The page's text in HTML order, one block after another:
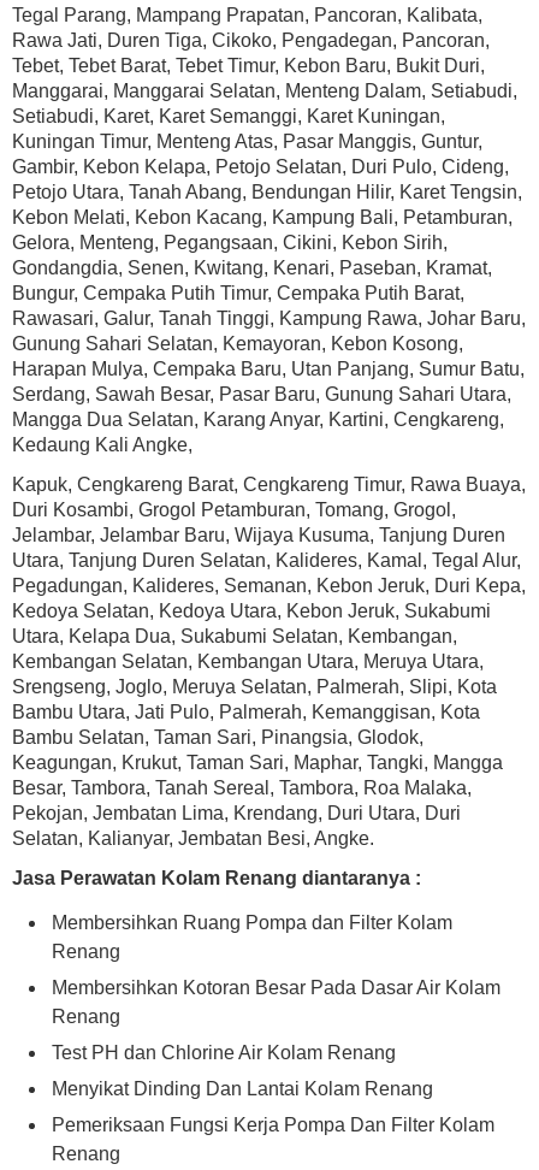
Tegal Parang, Mampang Prapatan, Pancoran, Kalibata,
Rawa Jati, Duren Tiga, Cikoko, Pengadegan, Pancoran,
Tebet, Tebet Barat, Tebet Timur, Kebon Baru, Bukit Duri,
Manggarai, Manggarai Selatan, Menteng Dalam, Setiabudi,
Setiabudi, Karet, Karet Semanggi, Karet Kuningan,
Kuningan Timur, Menteng Atas, Pasar Manggis, Guntur,
Gambir, Kebon Kelapa, Petojo Selatan, Duri Pulo, Cideng,
Petojo Utara, Tanah Abang, Bendungan Hilir, Karet Tengsin,
Kebon Melati, Kebon Kacang, Kampung Bali, Petamburan,
Gelora, Menteng, Pegangsaan, Cikini, Kebon Sirih,
Gondangdia, Senen, Kwitang, Kenari, Paseban, Kramat,
Bungur, Cempaka Putih Timur, Cempaka Putih Barat,
Rawasari, Galur, Tanah Tinggi, Kampung Rawa, Johar Baru,
Gunung Sahari Selatan, Kemayoran, Kebon Kosong,
Harapan Mulya, Cempaka Baru, Utan Panjang, Sumur Batu,
Serdang, Sawah Besar, Pasar Baru, Gunung Sahari Utara,
Mangga Dua Selatan, Karang Anyar, Kartini, Cengkareng,
Kedaung Kali Angke,
Kapuk, Cengkareng Barat, Cengkareng Timur, Rawa Buaya,
Duri Kosambi, Grogol Petamburan, Tomang, Grogol,
Jelambar, Jelambar Baru, Wijaya Kusuma, Tanjung Duren
Utara, Tanjung Duren Selatan, Kalideres, Kamal, Tegal Alur,
Pegadungan, Kalideres, Semanan, Kebon Jeruk, Duri Kepa,
Kedoya Selatan, Kedoya Utara, Kebon Jeruk, Sukabumi
Utara, Kelapa Dua, Sukabumi Selatan, Kembangan,
Kembangan Selatan, Kembangan Utara, Meruya Utara,
Srengseng, Joglo, Meruya Selatan, Palmerah, Slipi, Kota
Bambu Utara, Jati Pulo, Palmerah, Kemanggisan, Kota
Bambu Selatan, Taman Sari, Pinangsia, Glodok,
Keagungan, Krukut, Taman Sari, Maphar, Tangki, Mangga
Besar, Tambora, Tanah Sereal, Tambora, Roa Malaka,
Pekojan, Jembatan Lima, Krendang, Duri Utara, Duri
Selatan, Kalianyar, Jembatan Besi, Angke.
Jasa Perawatan Kolam Renang diantaranya :
Membersihkan Ruang Pompa dan Filter Kolam
Renang
Membersihkan Kotoran Besar Pada Dasar Air Kolam
Renang
Test PH dan Chlorine Air Kolam Renang
Menyikat Dinding Dan Lantai Kolam Renang
Pemeriksaan Fungsi Kerja Pompa Dan Filter Kolam
Renang